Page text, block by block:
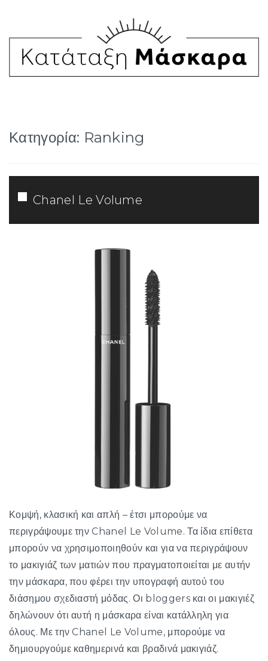
Κατηγορία: Ranking
Chanel Le Volume
Κομψή, κλασική και απλή – έτσι μπορούμε να
περιγράψουμε την Chanel Le Volume. Τα ίδια επίθετα
μπορούν να χρησιμοποιηθούν και για να περιγράψουν
το μακιγιάζ των ματιών που πραγματοποιείται με αυτήν
την μάσκαρα, που φέρει την υπογραφή αυτού του
διάσημου σχεδιαστή μόδας. Οι bloggers και οι μακιγιέζ
δηλώνουν ότι αυτή η μάσκαρα είναι κατάλληλη για
όλους. Με την Chanel Le Volume, μπορούμε να
δημιουργούμε καθημερινά και βραδινά μακιγιάζ.